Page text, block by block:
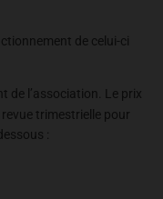
de celui-ci
de l’association. Le prix
trimestrielle pour
: